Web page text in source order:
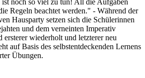
noch so viel zu tun! All die Aufgaben
Regeln beachtet werden." - Während der
Hausparty setzen sich die Schülerinnen
und dem verneinten Imperativ
ersterer wiederholt und letzterer neu
auf Basis des selbstentdeckenden Lernens
Übungen.